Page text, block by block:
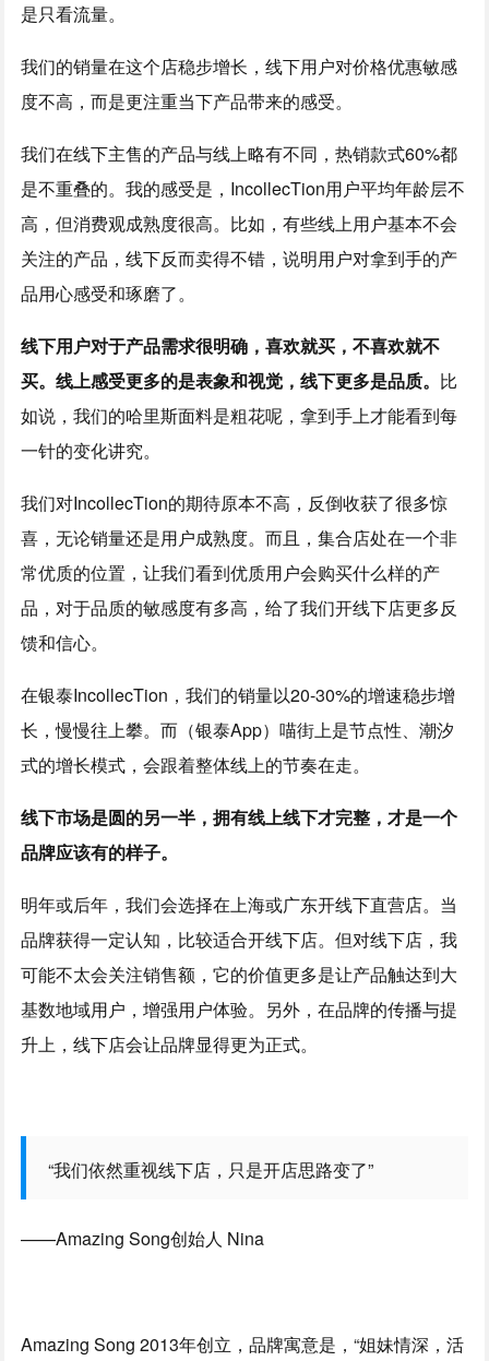
是只看流量。
我们的销量在这个店稳步增长，线下用户对价格优惠敏感
度不高，而是更注重当下产品带来的感受。
我们在线下主售的产品与线上略有不同，热销款式60%都
是不重叠的。我的感受是，IncollecTion用户平均年龄层不
高，但消费观成熟度很高。比如，有些线上用户基本不会
关注的产品，线下反而卖得不错，说明用户对拿到手的产
品用心感受和琢磨了。
线下用户对于产品需求很明确，喜欢就买，不喜欢就不
买。线上感受更多的是表象和视觉，线下更多是品质。 比
如说，我们的哈里斯面料是粗花呢，拿到手上才能看到每
一针的变化讲究。
我们对IncollecTion的期待原本不高，反倒收获了很多惊
喜，无论销量还是用户成熟度。而且，集合店处在一个非
常优质的位置，让我们看到优质用户会购买什么样的产
品，对于品质的敏感度有多高，给了我们开线下店更多反
馈和信心。
在银泰IncollecTion，我们的销量以20-30%的增速稳步增
长，慢慢往上攀。而（银泰App）喵街上是节点性、潮汐
式的增长模式，会跟着整体线上的节奏在走。
线下市场是圆的另一半，拥有线上线下才完整，才是一个
品牌应该有的样子。
明年或后年，我们会选择在上海或广东开线下直营店。当
品牌获得一定认知，比较适合开线下店。但对线下店，我
可能不太会关注销售额，它的价值更多是让产品触达到大
基数地域用户，增强用户体验。另外，在品牌的传播与提
升上，线下店会让品牌显得更为正式。
“我们依然重视线下店，只是开店思路变了”
——Amazing Song创始人 Nina
Amazing Song 2013年创立，品牌寓意是，“姐妹情深，活